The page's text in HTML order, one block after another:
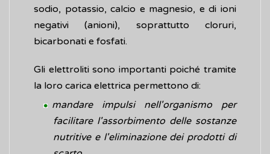
sodio, potassio, calcio e magnesio, e di ioni
negativi (anioni), soprattutto cloruri,
bicarbonati e fosfati.
Gli elettroliti sono importanti poiché tramite
la loro carica elettrica permettono di:
mandare impulsi nell'organismo per
facilitare l'assorbimento delle sostanze
nutritive e l'eliminazione dei prodotti di